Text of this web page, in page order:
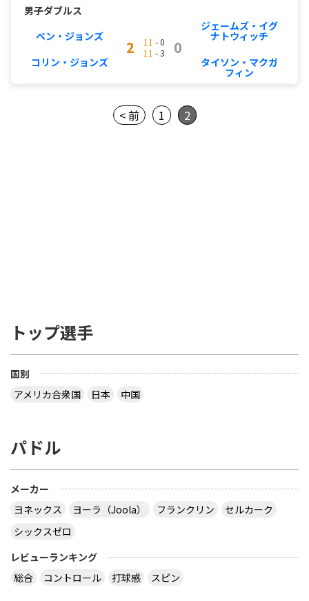
男子ダブルス
ベン・ジョンズ
コリン・ジョンズ
2 11 - 0
11 - 3 0
ジェームズ・イグ
ナトウィッチ
タイソン・マクガ
フィン
< 前 1 2
トップ選手
国別
アメリカ合衆国
日本 中国
パドル
メーカー
ヨネックス
ヨーラ（Joola） フランクリン
セルカーク
シックスゼロ
レビューランキング
総合
コントロール 打球感 スピン